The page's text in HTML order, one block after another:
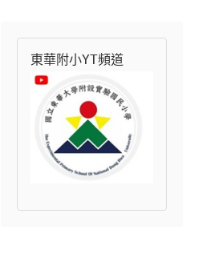
東華附小YT頻道